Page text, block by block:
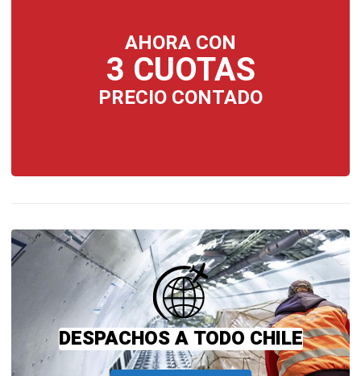
AHORA CON
3 CUOTAS
PRECIO CONTADO
DESPACHOS A TODO CHILE